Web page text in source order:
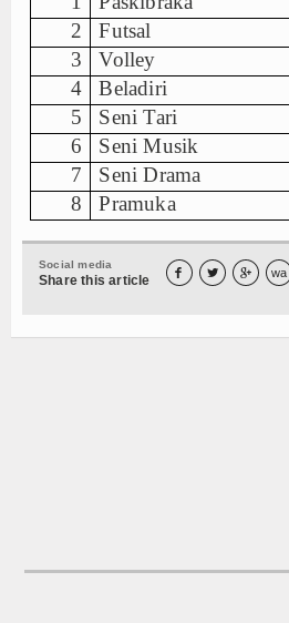
Pegawai
Daftar Guru
Daftar Staf
Program Sekolah
Kurikulum
Kesiswaan
Sarana dan Prasarana
Agenda
2
Futsal
3
Volley
4
Beladiri
5
Seni Tari
6
Seni Musik
7
Seni Drama
8
Pramuka
Social media
Share this article    wa